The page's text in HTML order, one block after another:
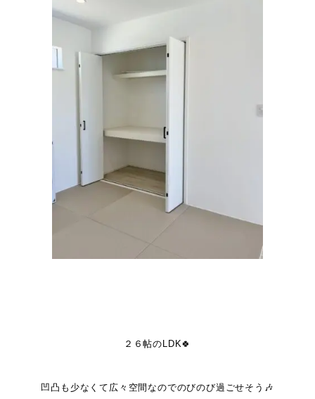
２６帖のLDK🍀
凹凸も少なくて広々空間なのでのびのび過ごせそう🎶